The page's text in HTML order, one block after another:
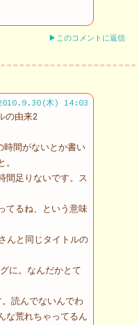
▶このコメントに返信
木) 14:03
の由来2
時間がないとか書い
間足りないです。ス
てるね、という意味
んと同じタイトルの
に。なんだかとて
読んでないんでわ
な荒れちゃってるん